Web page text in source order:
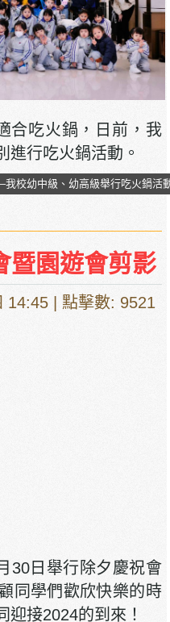
吃火鍋，日前，我
進行吃火鍋活動。
校幼中級、幼高級舉行吃火鍋活
暨園遊會剪影
14:45 | 點擊數: 9521
日舉行除夕慶祝會
同學們歡欣快樂的時
迎接2024的到來！